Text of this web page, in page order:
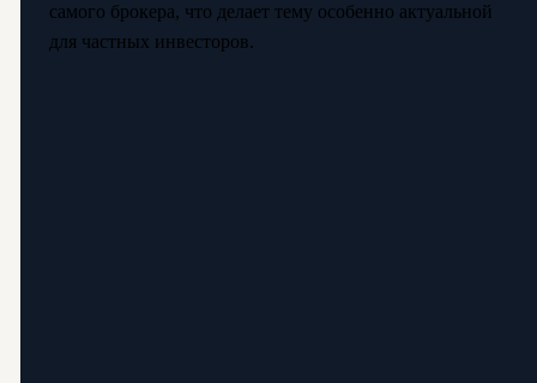
самого брокера, что делает тему особенно актуальной
для частных инвесторов.